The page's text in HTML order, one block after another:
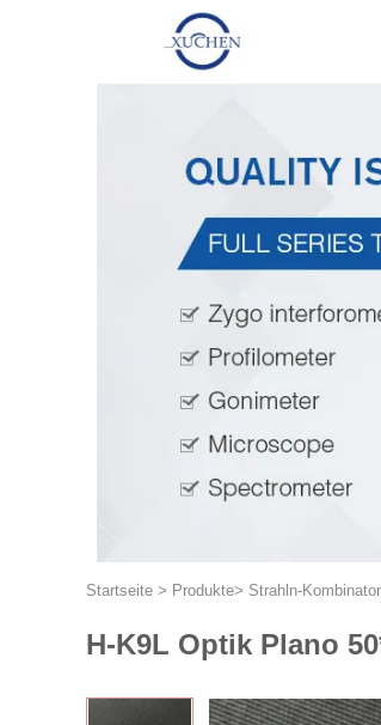
Startseite > Produkte> Strahln-Kombinator
H-K9L Optik Plano